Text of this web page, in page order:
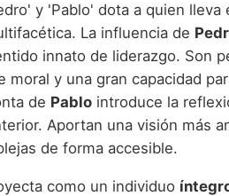
y 'Pablo' dota a quien lleva
La influencia de
innato de liderazgo. Son
moral y una gran capacidad
de Pablo introduce la
Aportan una visión más
de forma accesible.
como un individuo